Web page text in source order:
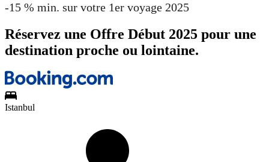
-15 % min. sur votre 1er voyage 2025
Réservez une Offre Début 2025 pour une
destination proche ou lointaine.
Istanbul